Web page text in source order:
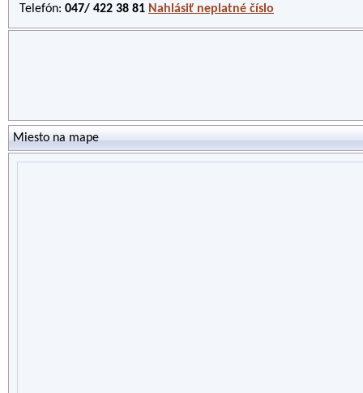
Telefón: 047/ 422 38 81 Nahlásiť neplatné číslo
Miesto na mape